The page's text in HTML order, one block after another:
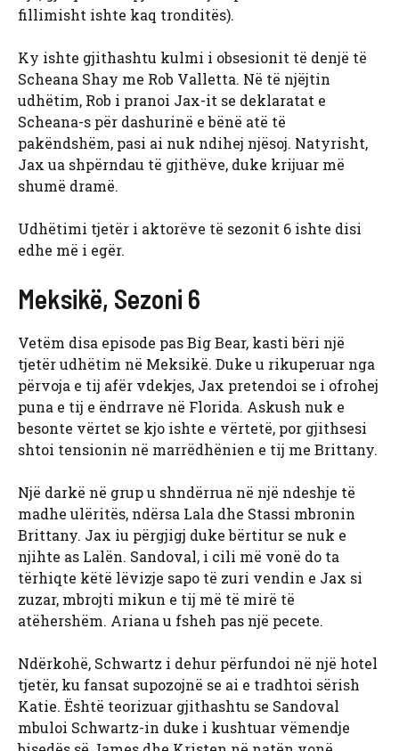
fillimisht ishte kaq tronditës).
Ky ishte gjithashtu kulmi i obsesionit të denjë të
Scheana Shay me Rob Valletta. Në të njëjtin
udhëtim, Rob i pranoi Jax-it se deklaratat e
Scheana-s për dashurinë e bënë atë të
pakëndshëm, pasi ai nuk ndihej njësoj. Natyrisht,
Jax ua shpërndau të gjithëve, duke krijuar më
shumë dramë.
Udhëtimi tjetër i aktorëve të sezonit 6 ishte disi
edhe më i egër.
Meksikë, Sezoni 6
Vetëm disa episode pas Big Bear, kasti bëri një
tjetër udhëtim në Meksikë. Duke u rikuperuar nga
përvoja e tij afër vdekjes, Jax pretendoi se i ofrohej
puna e tij e ëndrrave në Florida. Askush nuk e
besonte vërtet se kjo ishte e vërtetë, por gjithsesi
shtoi tensionin në marrëdhënien e tij me Brittany.
Një darkë në grup u shndërrua në një ndeshje të
madhe ulëritës, ndërsa Lala dhe Stassi mbronin
Brittany. Jax iu përgjigj duke bërtitur se nuk e
njihte as Lalën. Sandoval, i cili më vonë do ta
tërhiqte këtë lëvizje sapo të zuri vendin e Jax si
zuzar, mbrojti mikun e tij më të mirë të
atëhershëm. Ariana u fsheh pas një pecete.
Ndërkohë, Schwartz i dehur përfundoi në një hotel
tjetër, ku fansat supozojnë se ai e tradhtoi sërish
Katie. Është teorizuar gjithashtu se Sandoval
mbuloi Schwartz-in duke i kushtuar vëmendje